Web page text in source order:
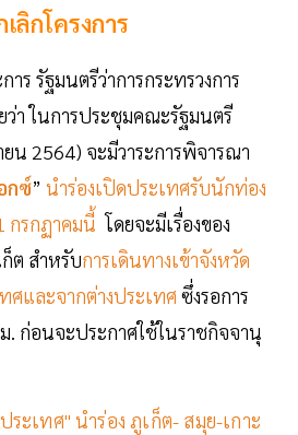
ลิกโครงการ
รัฐมนตรีว่าการกระทรวงการ
ว่า ในการประชุมคณะรัฐมนตรี
น 2564) จะมีวาระการพิจารณา
กซ์” นำร่องเปิดประเทศรับนักท่อง
กรกฏาคมนี้ โดยจะมีเรื่องของ
ก็ต สำหรับการเดินทางเข้าจังหวัด
ศและจากต่างประเทศ ซึ่งรอการ
ก่อนจะประกาศใช้ในราชกิจจานุ
ระเทศ" นำร่อง ภูเก็ต- สมุย-เกาะ